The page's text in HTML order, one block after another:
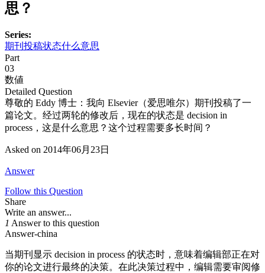
思？
Series:
期刊投稿状态什么意思
Part
03
数値
Detailed Question
尊敬的 Eddy 博士：我向 Elsevier（爱思唯尔）期刊投稿了一
篇论文。经过两轮的修改后，现在的状态是 decision in
process，这是什么意思？这个过程需要多长时间？
Asked on 2014年06月23日
Answer
Follow this Question
Share
Write an answer...
1 Answer to this question
Answer-china
当期刊显示 decision in process 的状态时​​，意味着编辑部正在对
你的论文进行最终的决策。在此决策过程中，编辑需要审阅修